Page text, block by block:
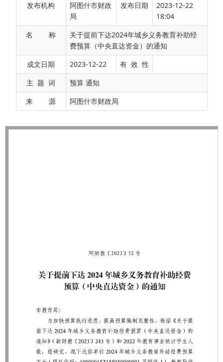
发布机构
阿图什市财政
局
发布日期
2023-12-22
18:04
名 称
关于提前下达2024年城乡义务教育补助经
费预算（中央直达资金）的通知
成文日期
2023-12-22
有 效 性
主 题 词
预算 通知
来 源
阿图什市财政局